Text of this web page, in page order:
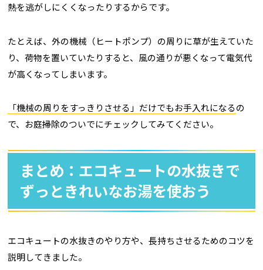
熱を逃がしにくくなったりするからです。
たとえば、外の機械（ヒートポンプ）の周りに草が生えていた
り、荷物を置いていたりすると、風の通りが悪くなって電気代
が高くなってしまいます。
「機械の周りをすっきりさせる」だけでもお手入れになるの
で、お庭掃除のついでにチェックしてみてください。
まとめ：エコキュートの水抜きで
ずっときれいなお湯を使おう
エコキュートの水抜きのやり方や、長持ちさせるためのコツを
説明してきました。